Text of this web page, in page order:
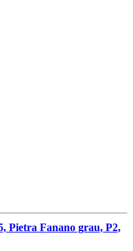
Pietra Fanano grau, P2,